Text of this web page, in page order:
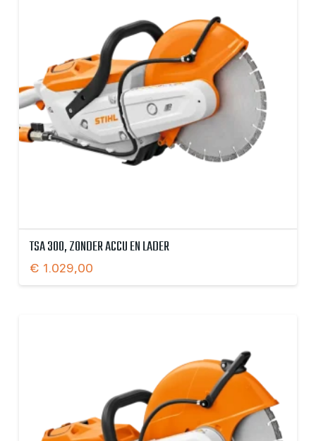
TSA 300, ZONDER ACCU EN LADER
€ 1.029,00